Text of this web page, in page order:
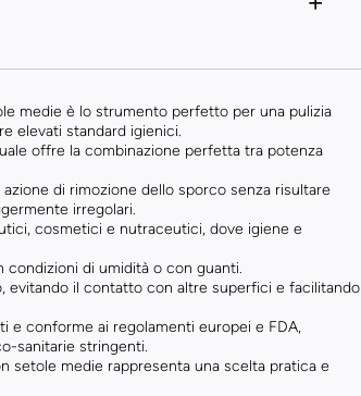
medie è lo strumento perfetto per una pulizia
elevati standard igienici.
offre la combinazione perfetta tra potenza
di rimozione dello sporco senza risultare
irregolari.
cosmetici e nutraceutici, dove igiene e
condizioni di umidità o con guanti.
evitando il contatto con altre superfici e facilitando
e conforme ai regolamenti europei e FDA,
sanitarie stringenti.
setole medie rappresenta una scelta pratica e